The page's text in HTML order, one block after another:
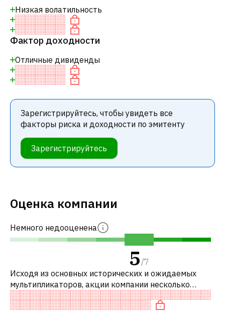
Низкая волатильность
Фактор доходности
Отличные дивиденды
Зарегистрируйтесь, чтобы увидеть все
факторы риска и доходности по эмитенту
Зарегистрируйтесь
Оценка компании
Немного недооценена
5 /7
Исходя из основных исторических и ожидаемых
мультипликаторов, акции компании несколько
недооценены по сравнению с аналогичными
компаниями. В частности, акция компании нед